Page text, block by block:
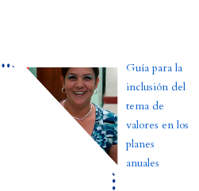
Guía para la
inclusión del
tema de
valores en los
planes
anuales